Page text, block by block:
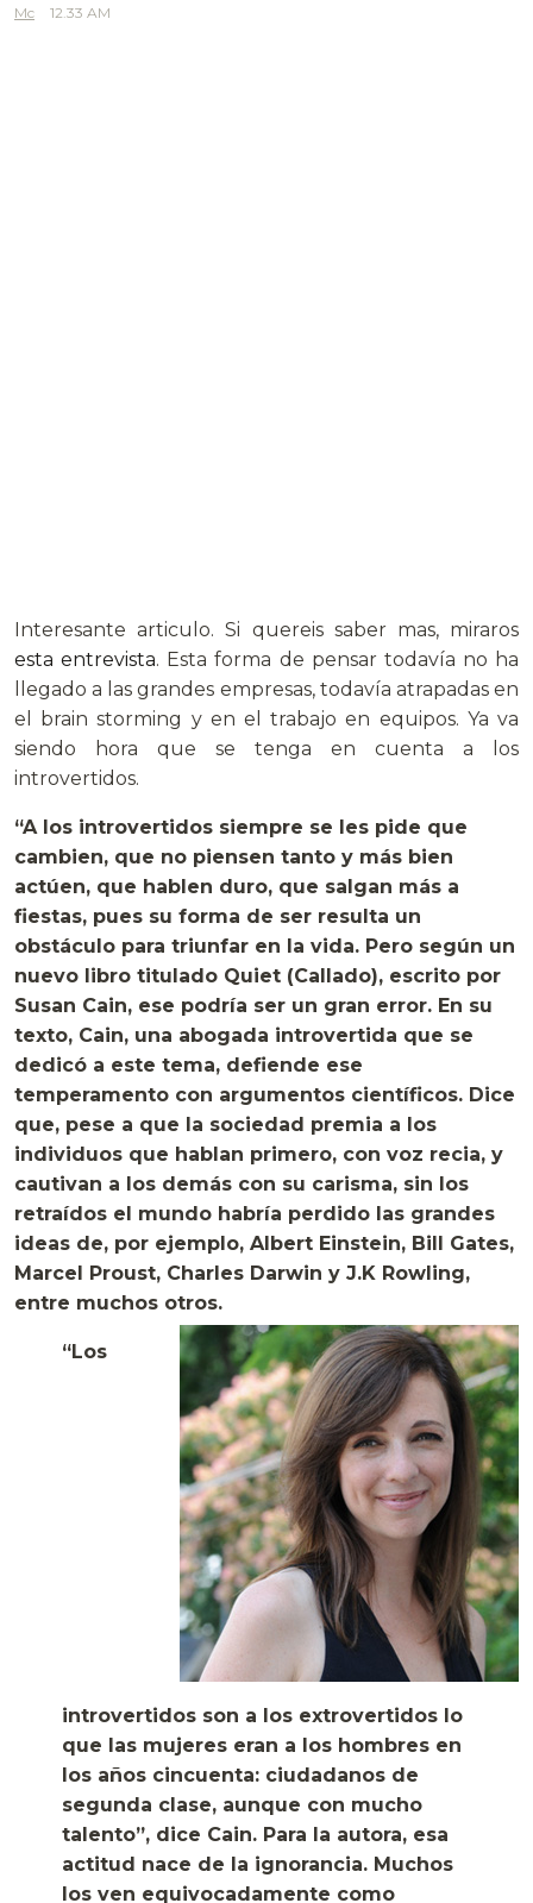
Mc
12.33 AM
Interesante articulo. Si quereis saber mas, miraros
esta entrevista. Esta forma de pensar todavía no ha
llegado a las grandes empresas, todavía atrapadas en
el brain storming y en el trabajo en equipos. Ya va
siendo hora que se tenga en cuenta a los
introvertidos.
“A los introvertidos siempre se les pide que
cambien, que no piensen tanto y más bien
actúen, que hablen duro, que salgan más a
fiestas, pues su forma de ser resulta un
obstáculo para triunfar en la vida. Pero según un
nuevo libro titulado Quiet (Callado), escrito por
Susan Cain, ese podría ser un gran error. En su
texto, Cain, una abogada introvertida que se
dedicó a este tema, defiende ese
temperamento con argumentos científicos. Dice
que, pese a que la sociedad premia a los
individuos que hablan primero, con voz recia, y
cautivan a los demás con su carisma, sin los
retraídos el mundo habría perdido las grandes
ideas de, por ejemplo, Albert Einstein, Bill Gates,
Marcel Proust, Charles Darwin y J.K Rowling,
entre muchos otros.
“Los
introvertidos son a los extrovertidos lo
que las mujeres eran a los hombres en
los años cincuenta: ciudadanos de
segunda clase, aunque con mucho
talento”, dice Cain. Para la autora, esa
actitud nace de la ignorancia. Muchos
los ven equivocadamente como